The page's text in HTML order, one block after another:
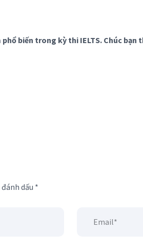
biến trong kỳ thi IELTS. Chúc bạn
dấu *